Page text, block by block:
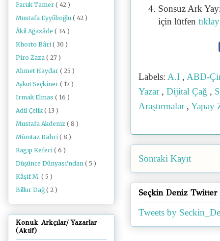
Sonsuz Ark
için lütfen
Labels: A.I , ABD-
Yazar , Dijital Çağ ,
Araştırmalar , Yapay
Sonraki Kayıt
Seçkin Deniz Twitter
Tweets by
Faruk Tamer ( 42 )
Mustafa Eyyüboğlu ( 42 )
Âkil Ağazâde ( 34 )
Khorto Bâri ( 30 )
Piro Zaza ( 27 )
Ahmet Haydar ( 25 )
Aykut Seçkiner ( 17 )
Irmak Elmas ( 16 )
Adil Çelik ( 13 )
Mustafa Akdeniz ( 8 )
Mümtaz Bahri ( 8 )
Ragıp Kefeci ( 6 )
Düşünce Dünyası'ndan ( 5 )
Kâşif M. ( 5 )
Billur Dağ ( 2 )
Konuk Arkçılar/ Yazarlar
(Aktif)